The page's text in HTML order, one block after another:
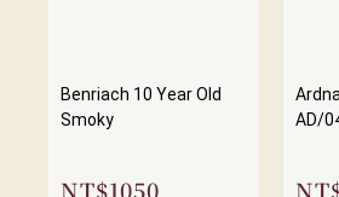
Benriach 10 Year Old
Smoky
NT$1050
AD/